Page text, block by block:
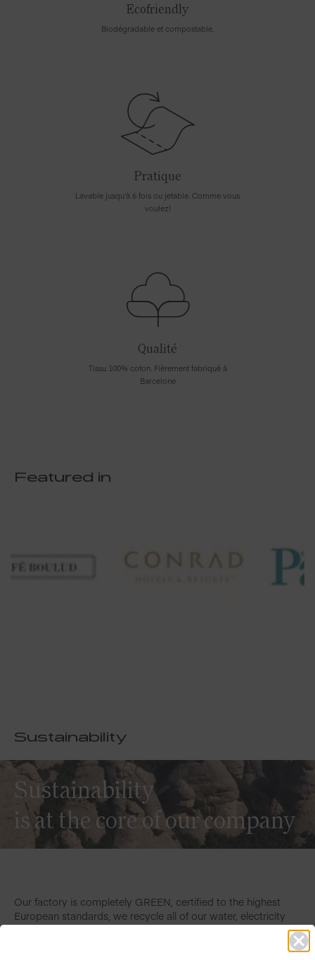
Ecofriendly
Biodégradable et compostable.
Pratique
Lavable jusqu'à 6 fois ou jetable. Comme vous
voulez!
Qualité
Tissu 100% coton. Fièrement fabriqué à
Barcelone
Featured in
Sustainability
Sustainability
is at the core of our company
Our factory is completely GREEN, certified to the highest
European standards, we recycle all of our water, electricity